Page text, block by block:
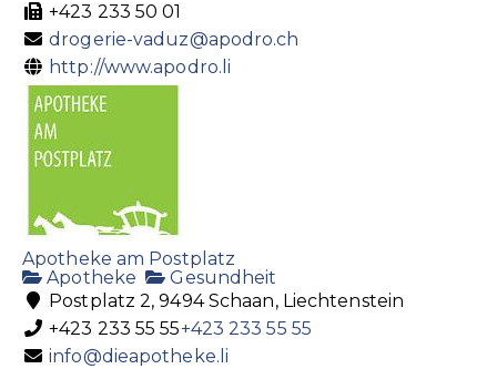
+423 233 50 01
drogerie-vaduz@apodro.ch
http://www.apodro.li
Apotheke am Postplatz
Apotheke
Gesundheit
Postplatz 2, 9494 Schaan, Liechtenstein
+423 233 55 55+423 233 55 55
info@dieapotheke.li